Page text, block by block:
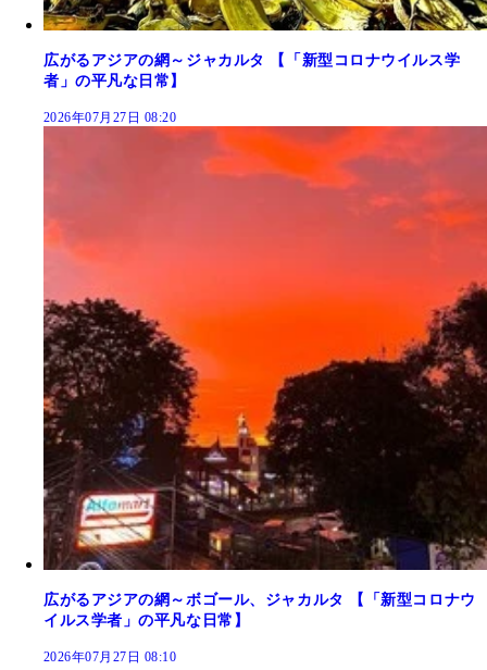
広がるアジアの網～ジャカルタ 【「新型コロナウイルス学
者」の平凡な日常】
2026年07月27日 08:20
広がるアジアの網～ボゴール、ジャカルタ 【「新型コロナウ
イルス学者」の平凡な日常】
2026年07月27日 08:10